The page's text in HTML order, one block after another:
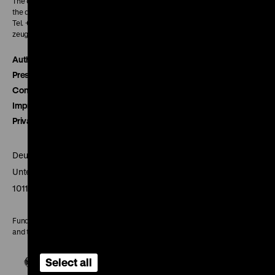
the day.
Tel. + 49 30 20304-770
zeughauskino@dhm.de
Authors
Press
Contact
Imprint
Privacy
Deutsches Historisches Museum
Unter den Linden 2
10117 Berlin
Funded by the Federal Government Commissioner for Culture
and the Media
Select all